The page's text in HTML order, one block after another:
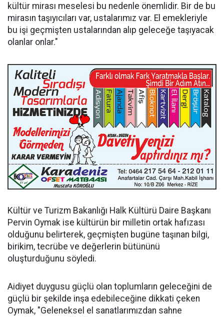
kültür mirası meselesi bu nedenle önemlidir. Bir de bu
mirasın taşıyıcıları var, ustalarımız var. El emekleriyle
bu işi geçmişten ustalarından alıp geleceğe taşıyacak
olanlar onlar."
Kültür ve Turizm Bakanlığı Halk Kültürü Daire Başkanı
Pervin Oymak ise kültürün bir milletin ortak hafızası
olduğunu belirterek, geçmişten bugüne taşınan bilgi,
birikim, tecrübe ve değerlerin bütününü
oluşturduğunu söyledi.
Aidiyet duygusu güçlü olan toplumların geleceğini de
güçlü bir şekilde inşa edebileceğine dikkati çeken
Oymak, "Geleneksel el sanatlarımızdan sahne